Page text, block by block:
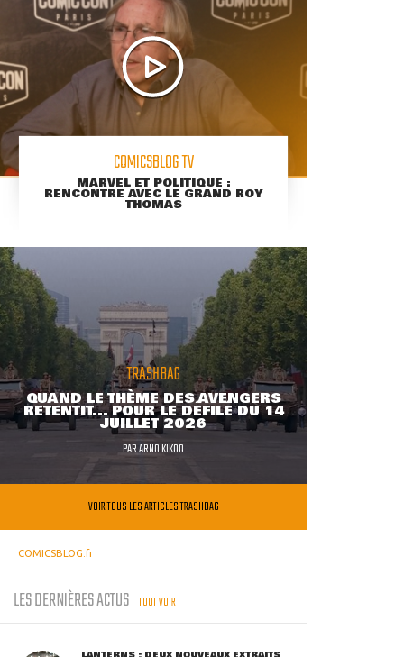
COMICSBLOG TV
MARVEL ET POLITIQUE :
RENCONTRE AVEC LE GRAND ROY
THOMAS
TRASHBAG
QUAND LE THÈME DES AVENGERS
RETENTIT... POUR LE DÉFILÉ DU 14
JUILLET 2026
PARARNO KIKOO
VOIR TOUS LES ARTICLES TRASHBAG
COMICSBLOG.fr
LES DERNIÈRES ACTUS TOUT VOIR